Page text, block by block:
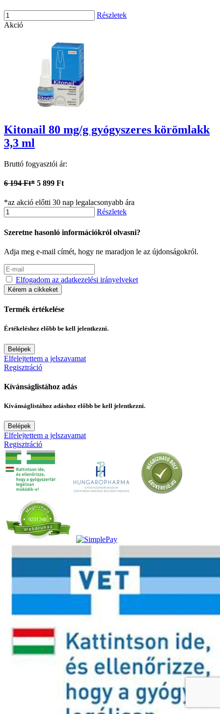
Részletek
Akció
Kitonail 80 mg/g gyógyszeres körömlakk
3,3 ml
Bruttó fogyasztói ár:
6 194 Ft* 5 899 Ft
*az akció előtti 30 nap legalacsonyabb ára
Részletek
Szeretne hasonló információkról olvasni?
Adja meg e-mail címét, hogy ne maradjon le az újdonságokról.
Elfogadom az adatkezelési irányelveket
Kérem a cikkeket
Termék értékelése
Értékeléshez előbb be kell jelentkezni.
Belépek
Elfelejtettem a jelszavamat
Regisztráció
Kívánságlistához adás
Kívánságlistához adáshoz előbb be kell jelentkezni.
Belépek
Elfelejtettem a jelszavamat
Regisztráció